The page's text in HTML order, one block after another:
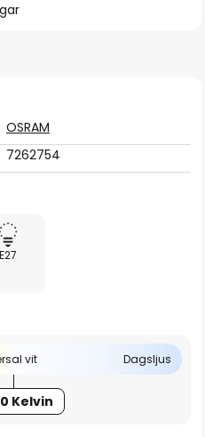
OSRAM
7262754
E27
vit Dagsljus
Kelvin